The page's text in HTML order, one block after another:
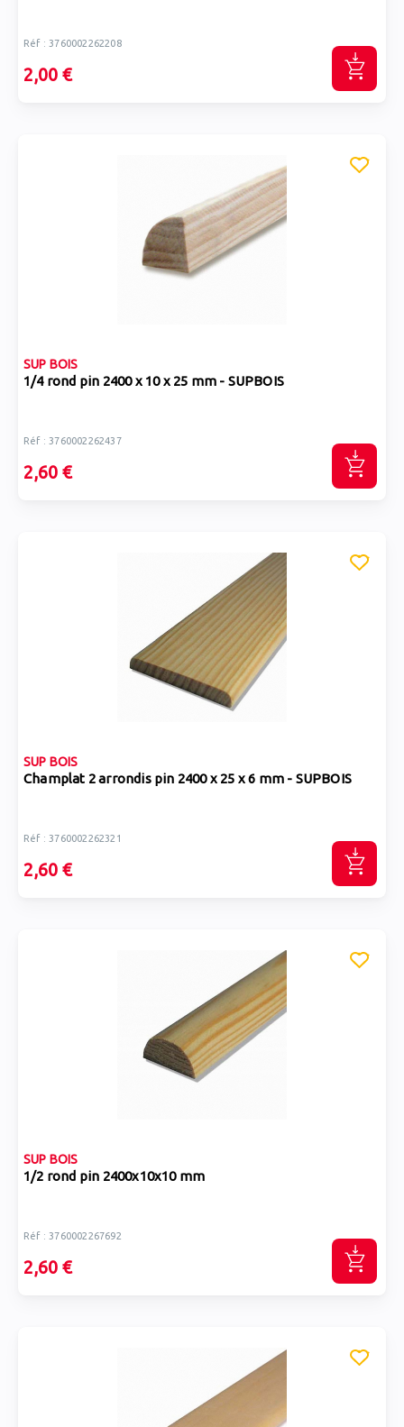
Réf : 3760002262208
2,00 €
SUP BOIS
1/4 rond pin 2400 x 10 x 25 mm - SUPBOIS
Réf : 3760002262437
2,60 €
SUP BOIS
Champlat 2 arrondis pin 2400 x 25 x 6 mm - SUPBOIS
Réf : 3760002262321
2,60 €
SUP BOIS
1/2 rond pin 2400x10x10 mm
Réf : 3760002267692
2,60 €